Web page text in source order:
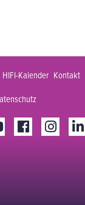
HIFI-Kalender Kontakt